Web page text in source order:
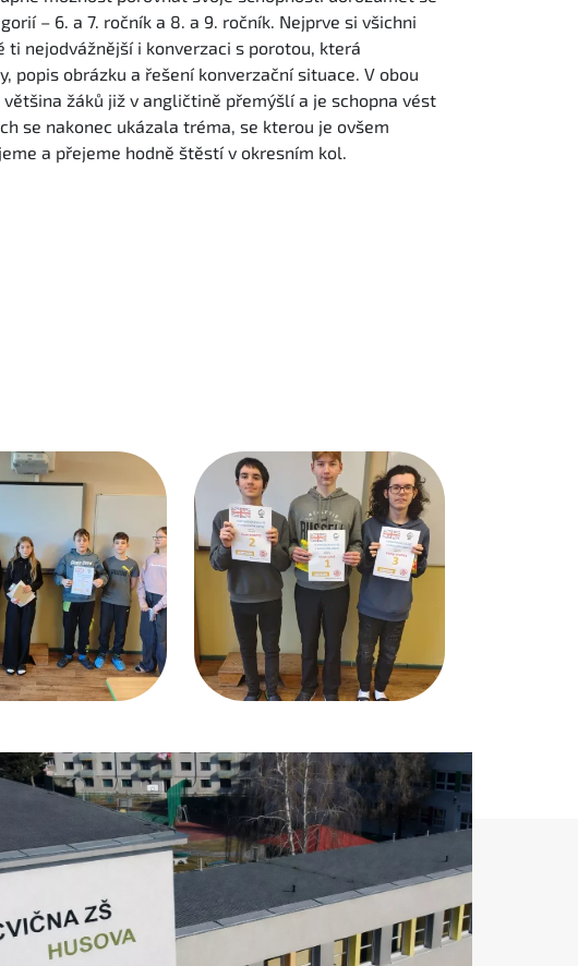
– 6. a 7. ročník a 8. a 9. ročník. Nejprve si všichni
nejodvážnější i konverzaci s porotou, která
popis obrázku a řešení konverzační situace. V obou
žáků již v angličtině přemýšlí a je schopna vést
se nakonec ukázala tréma, se kterou je ovšem
a přejeme hodně štěstí v okresním kol.